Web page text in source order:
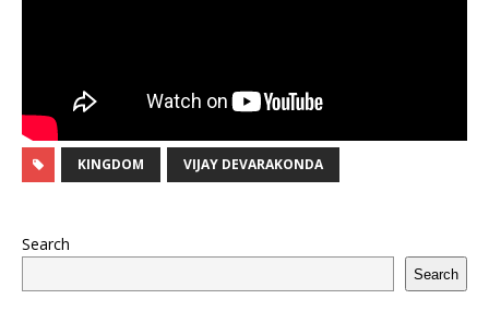
KINGDOM VIJAY DEVARAKONDA
Search
Search